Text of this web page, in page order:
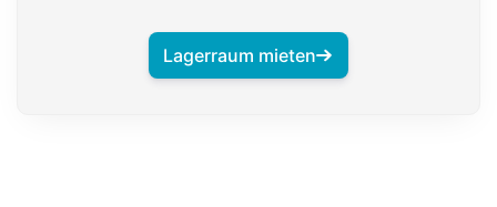
Lagerraum mieten